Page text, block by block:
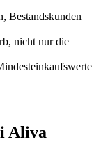
Bestandskunden
nicht nur die
Aliva